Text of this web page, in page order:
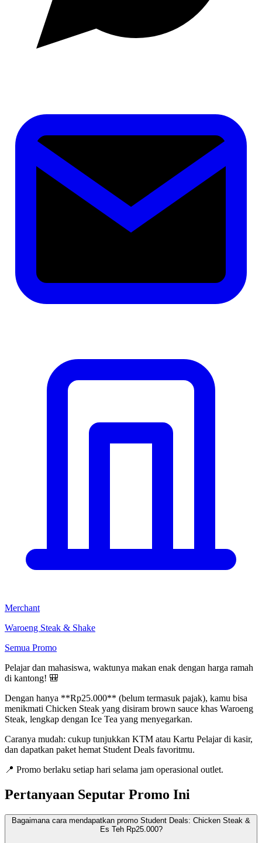
Merchant
Waroeng Steak & Shake
Semua Promo
Pelajar dan mahasiswa, waktunya makan enak dengan harga ramah
di kantong! 🎒
Dengan hanya **Rp25.000** (belum termasuk pajak), kamu bisa
menikmati Chicken Steak yang disiram brown sauce khas Waroeng
Steak, lengkap dengan Ice Tea yang menyegarkan.
Caranya mudah: cukup tunjukkan KTM atau Kartu Pelajar di kasir,
dan dapatkan paket hemat Student Deals favoritmu.
📍 Promo berlaku setiap hari selama jam operasional outlet.
Pertanyaan Seputar Promo Ini
Bagaimana cara mendapatkan promo Student Deals: Chicken Steak &
Es Teh Rp25.000?